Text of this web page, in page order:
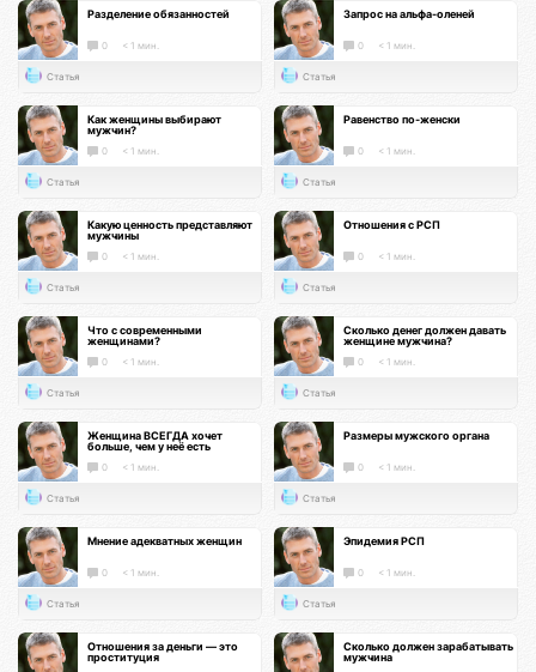
Разделение обязанностей
0 < 1 мин.
Статья
Запрос на альфа-оленей
0 < 1 мин.
Статья
Как женщины выбирают
мужчин?
0 < 1 мин.
Статья
Равенство по-женски
0 < 1 мин.
Статья
Какую ценность представляют
мужчины
0 < 1 мин.
Статья
Отношения с РСП
0 < 1 мин.
Статья
Что с современными
женщинами?
0 < 1 мин.
Статья
Сколько денег должен давать
женщине мужчина?
0 < 1 мин.
Статья
Женщина ВСЕГДА хочет
больше, чем у неё есть
0 < 1 мин.
Статья
Размеры мужского органа
0 < 1 мин.
Статья
Мнение адекватных женщин
0 < 1 мин.
Статья
Эпидемия РСП
0 < 1 мин.
Статья
Отношения за деньги — это
проституция
Сколько должен зарабатывать
мужчина